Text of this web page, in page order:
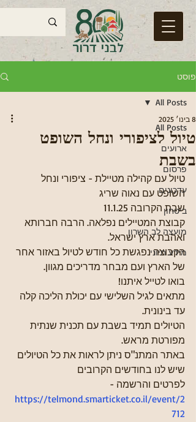
פוסט
All Posts
ארועים
פרסום
עדכונים
ביטחון
מועצה לב השרון
מידע חיוני
All Posts
טיול לציפורי ונחל השופט
בשבת
8 בינו׳ 2025
טיול עם קהילה מטיילת - ציפורי ונחל
השופט עם נאוה שריג
שבת הקרובה 11.1.25
קבוצת המטיילים נפלאה. הרבה חברותא
ואהבת ארץ ישראל.
הקבוצה נפגשת כל חודש לטיול באזור אחר
של הארץ ועם מבחר מדריכים מגוון.
בואו לטייל איתנו!
מתאים לגיל השלישי עם יכולת הליכה קלה
עד בינונית.
הטיולים תמיד בשבת עם תכנית שנתית
מפורטת מראש.
באתר המתנ"ס ניתן לראות את כל הטיולים
שיש לנו בחודשים הקרובים
לפרטים והרשמה -
https://telmond.smarticket.co.il/event/2
712